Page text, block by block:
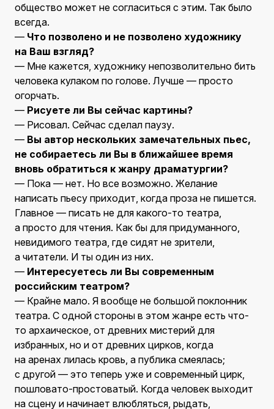
общество может не согласиться с этим. Так было
всегда.
— Что позволено и не позволено художнику
на Ваш взгляд?
— Мне кажется, художнику непозволительно бить
человека кулаком по голове. Лучше — просто
огорчать.
— Рисуете ли Вы сейчас картины?
— Рисовал. Сейчас сделал паузу.
— Вы автор нескольких замечательных пьес,
не собираетесь ли Вы в ближайшее время
вновь обратиться к жанру драматургии?
— Пока — нет. Но все возможно. Желание
написать пьесу приходит, когда проза не пишется.
Главное — писать не для какого-то театра,
а просто для чтения. Как бы для придуманного,
невидимого театра, где сидят не зрители,
а читатели. И ты один из них.
— Интересуетесь ли Вы современным
российским театром?
— Крайне мало. Я вообще не большой поклонник
театра. С одной стороны в этом жанре есть что-
то архаическое, от древних мистерий для
избранных, но и от древних цирков, когда
на аренах лилась кровь, а публика смеялась;
с другой — это теперь уже и современный цирк,
пошловато-простоватый. Когда человек выходит
на сцену и начинает влюбляться, рыдать,